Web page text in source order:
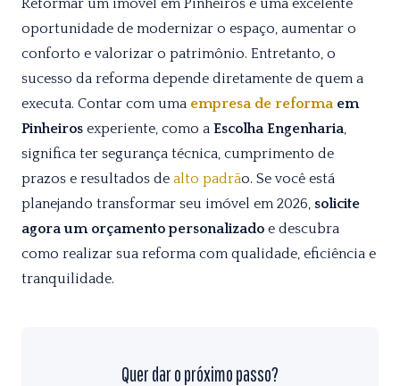
Reformar um imóvel em Pinheiros é uma excelente
oportunidade de modernizar o espaço, aumentar o
conforto e valorizar o patrimônio. Entretanto, o
sucesso da reforma depende diretamente de quem a
executa. Contar com uma empresa de reforma em
Pinheiros experiente, como a Escolha Engenharia,
significa ter segurança técnica, cumprimento de
prazos e resultados de alto padrão. Se você está
planejando transformar seu imóvel em 2026, solicite
agora um orçamento personalizado e descubra
como realizar sua reforma com qualidade, eficiência e
tranquilidade.
Quer dar o próximo passo?